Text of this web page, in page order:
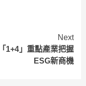
Next
1+4」重點產業把握
ESG新商機